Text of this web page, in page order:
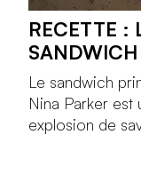
RECETTE :
Le sandwich
Nina Parker est
explosion de